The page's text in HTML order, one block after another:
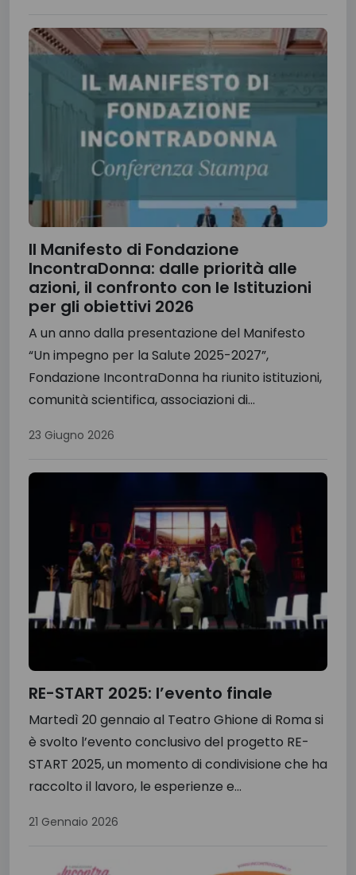
Il Manifesto di Fondazione
IncontraDonna: dalle priorità alle
azioni, il confronto con le Istituzioni
per gli obiettivi 2026
A un anno dalla presentazione del Manifesto
“Un impegno per la Salute 2025-2027”,
Fondazione IncontraDonna ha riunito istituzioni,
comunità scientifica, associazioni di...
23 Giugno 2026
RE-START 2025: l’evento finale
Martedì 20 gennaio al Teatro Ghione di Roma si
è svolto l’evento conclusivo del progetto RE-
START 2025, un momento di condivisione che ha
raccolto il lavoro, le esperienze e...
21 Gennaio 2026